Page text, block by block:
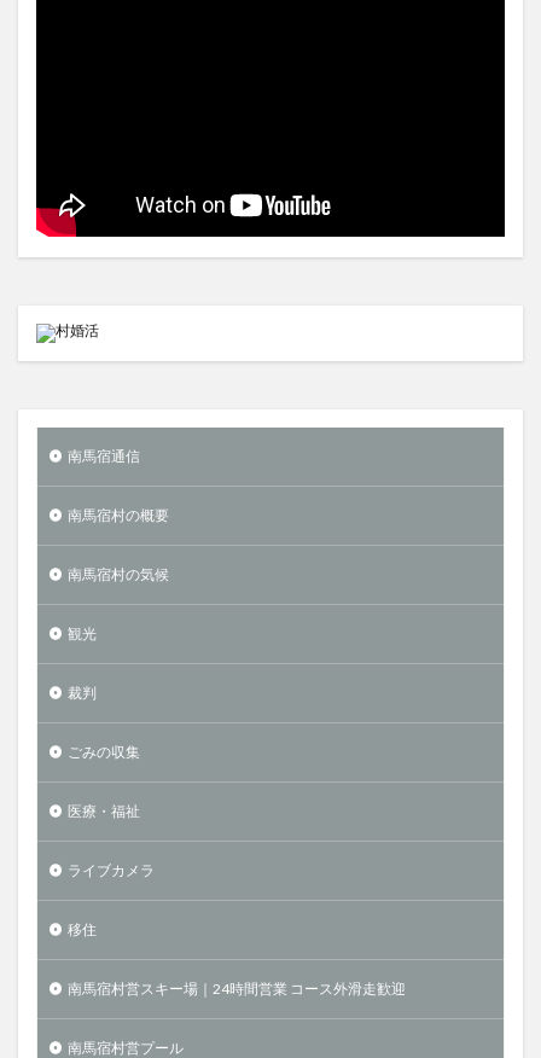
南馬宿通信
南馬宿村の概要
南馬宿村の気候
観光
裁判
ごみの収集
医療・福祉
ライブカメラ
移住
南馬宿村営スキー場｜24時間営業 コース外滑走歓迎
南馬宿村営プール